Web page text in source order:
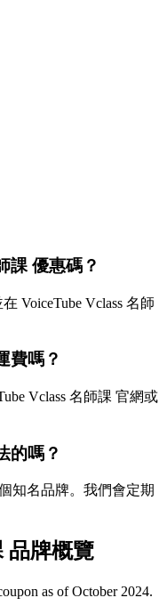
課 優惠碼？
VoiceTube Vclass 名師
費嗎？
Vclass 名師課 官網或
的嗎？
知名品牌。我們會定期
品牌概覽
as of October 2024.